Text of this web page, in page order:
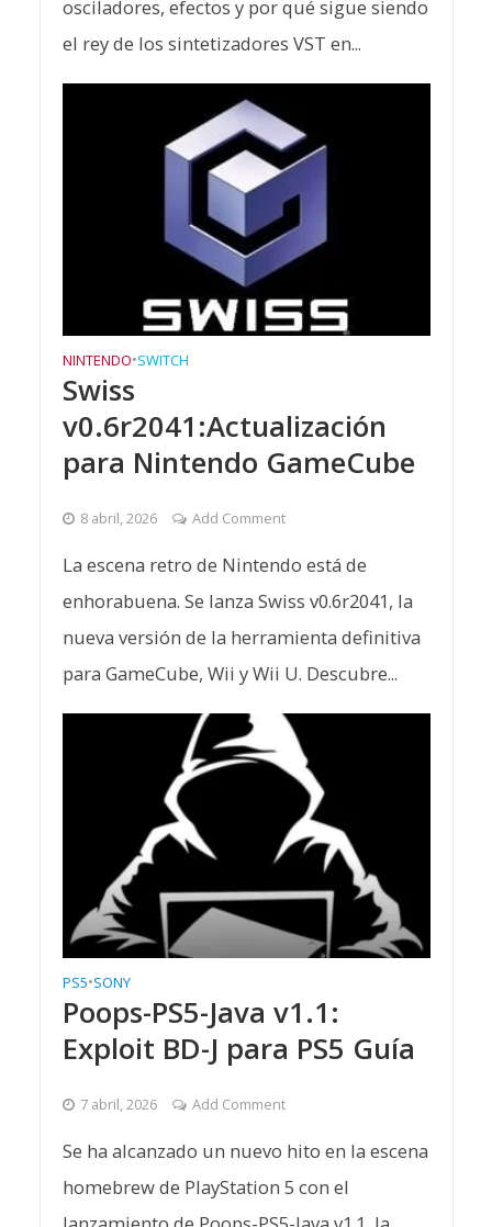
osciladores, efectos y por qué sigue siendo
el rey de los sintetizadores VST en...
NINTENDO•SWITCH
Swiss
v0.6r2041:Actualización
para Nintendo GameCube
8 abril, 2026 Add Comment
La escena retro de Nintendo está de
enhorabuena. Se lanza Swiss v0.6r2041, la
nueva versión de la herramienta definitiva
para GameCube, Wii y Wii U. Descubre...
PS5•SONY
Poops-PS5-Java v1.1:
Exploit BD-J para PS5 Guía
7 abril, 2026 Add Comment
Se ha alcanzado un nuevo hito en la escena
homebrew de PlayStation 5 con el